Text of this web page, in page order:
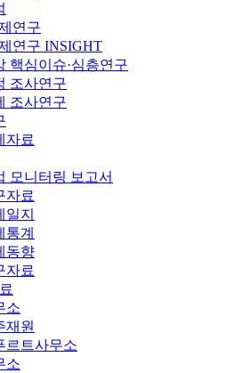
연구
연구 INSIGHT
핵심이슈·심층연구
조사연구
조사연구
자료
모니터링 보고서
자료
일지
통계
동향
자료
소
재원
르트사무소
소